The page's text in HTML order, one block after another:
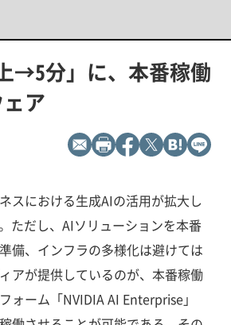
l
b
a
c
→5分」に、本番稼働
ア
スにおける生成AIの活用が拡大し
ただし、AIソリューションを本番
備、インフラの多様化は避けては
アが提供しているのが、本番稼働
ォーム「NVIDIA AI Enterprise」